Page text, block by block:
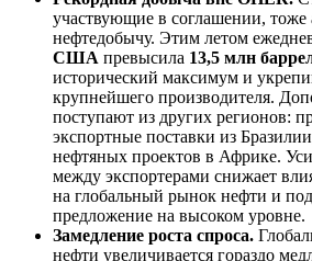
участвующие в соглашении,
нефтедобычу. Этим летом
США превысила 13,5 млн
исторический максимум и
крупнейшего производителя.
поступают из других регионов:
экспортные поставки из
нефтяных проектов в Африке.
между экспортерами снижает
на глобальный рынок нефти и
предложение на высоком уровне.
Замедление роста спроса.
нефти увеличивается гораздо